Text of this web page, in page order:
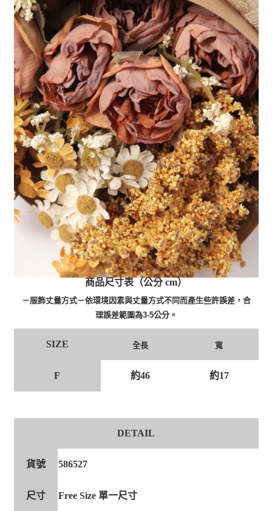
商品尺寸表（公分 cm）
－服飾丈量方式－依環境因素與丈量方式不同而產生些許誤差，合
理誤差範圍為3-5公分。
SIZE 全長 寬
F 約46 約17
DETAIL
貨號 586527
尺寸 Free Size 單一尺寸